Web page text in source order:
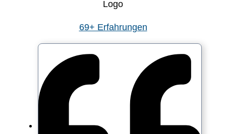
69+ Erfahrungen